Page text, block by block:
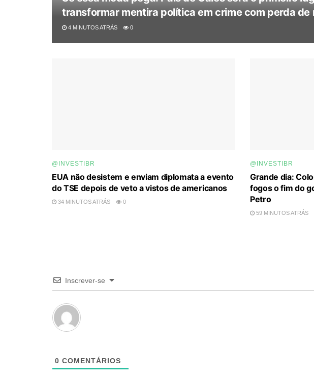
transformar mentira política em crime com perda de
4 MINUTOS ATRÁS 0
@INVESTIBR
EUA não desistem e enviam diplomata a evento
do TSE depois de veto a vistos de americanos
34 MINUTOS ATRÁS 0
@INVESTIBR
Grande dia:
fogos o fim do
Petro
59 MINUTOS ATRÁS
Inscrever-se
0 COMENTÁRIOS